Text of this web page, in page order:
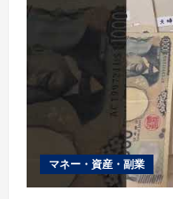
マネー・資産・副業